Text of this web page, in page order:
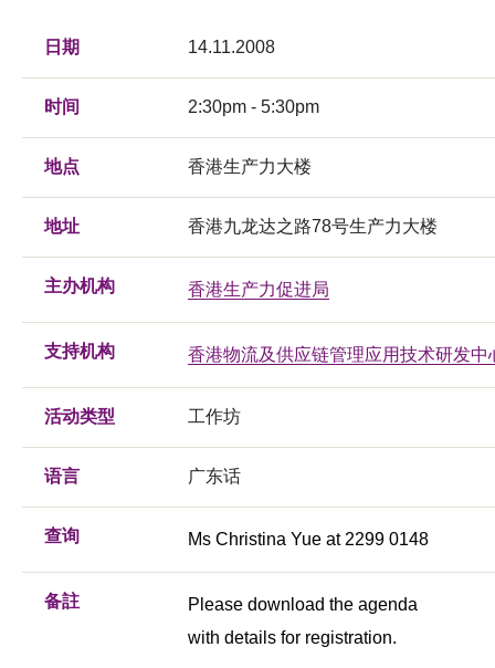
日期 14.11.2008
时间 2:30pm - 5:30pm
地点 香港生产力大楼
地址 香港九龙达之路78号生产力大楼
主办机构 香港生产力促进局
支持机构 香港物流及供应链管理应用技术研发中
活动类型 工作坊
语言 广东话
查询 Ms Christina Yue at 2299 0148
备註
Please download the agenda
with details for registration.